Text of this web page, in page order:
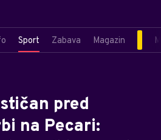
Sport Zabava Magazin
pred
na Pecari: